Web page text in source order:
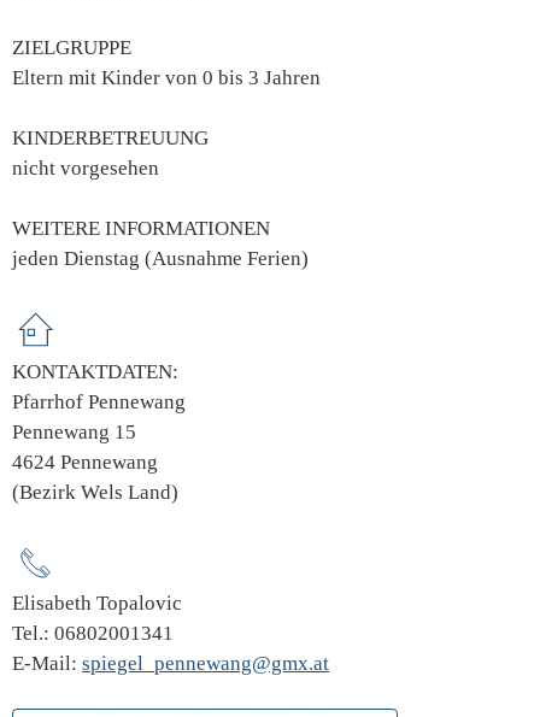
ZIELGRUPPE
Eltern mit Kinder von 0 bis 3 Jahren
KINDERBETREUUNG
nicht vorgesehen
WEITERE INFORMATIONEN
jeden Dienstag (Ausnahme Ferien)
KONTAKTDATEN:
Pfarrhof Pennewang
Pennewang 15
4624 Pennewang
(Bezirk Wels Land)
Elisabeth Topalovic
Tel.: 06802001341
E-Mail: spiegel_pennewang@gmx.at